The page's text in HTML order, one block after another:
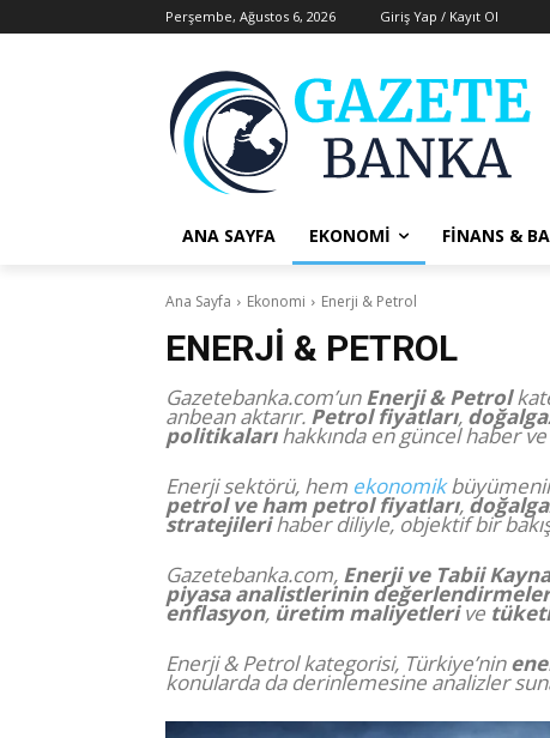
Perşembe, Ağustos 6, 2026 Giriş Yap / Kayıt Ol
ANA SAYFA EKONOMI FINANS &
Ana Sayfa Ekonomi Enerji & Petrol
ENERJI & PETROL
Gazetebanka.com’unEnerji & Petrol
anbean aktarır. Petrol fiyatları,
politikalarıhakkında en güncel haber
Enerji sektörü, hem ekonomik
petrol ve ham petrol fiyatları,
stratejilerihaber diliyle, objektif bir bakış
Gazetebanka.com, Enerji ve Tabii
piyasa analistlerinin
enflasyon, üretim maliyetlerive
Enerji & Petrol kategorisi, Türkiye’nin
konularda da derinlemesine analizler